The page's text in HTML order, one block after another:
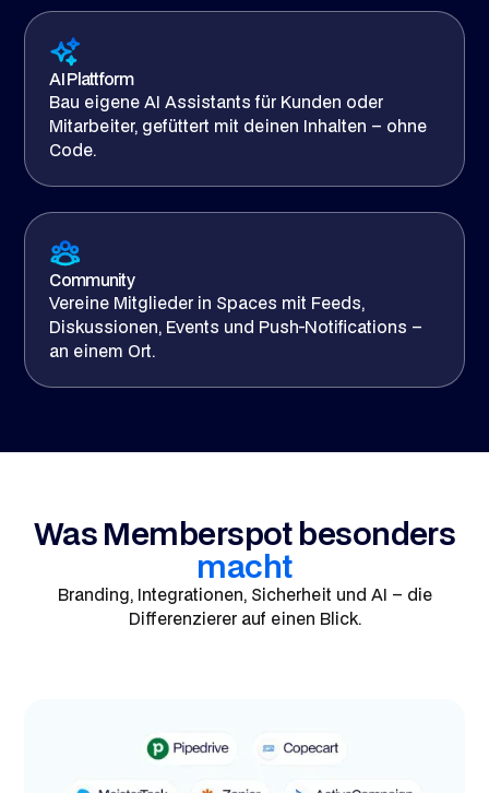
AI Plattform
Bau eigene AI Assistants für Kunden oder
Mitarbeiter, gefüttert mit deinen Inhalten – ohne
Code.
Community
Vereine Mitglieder in Spaces mit Feeds,
Diskussionen, Events und Push-Notifications –
an einem Ort.
Was Memberspot besonders
macht
Branding, Integrationen, Sicherheit und AI – die
Differenzierer auf einen Blick.